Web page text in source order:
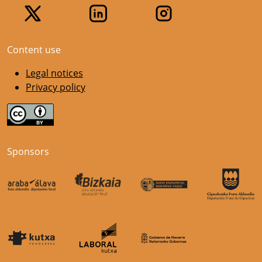
Content use
Legal notices
Privacy policy
Sponsors